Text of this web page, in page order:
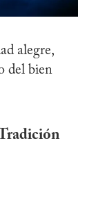
alegre,
del bien